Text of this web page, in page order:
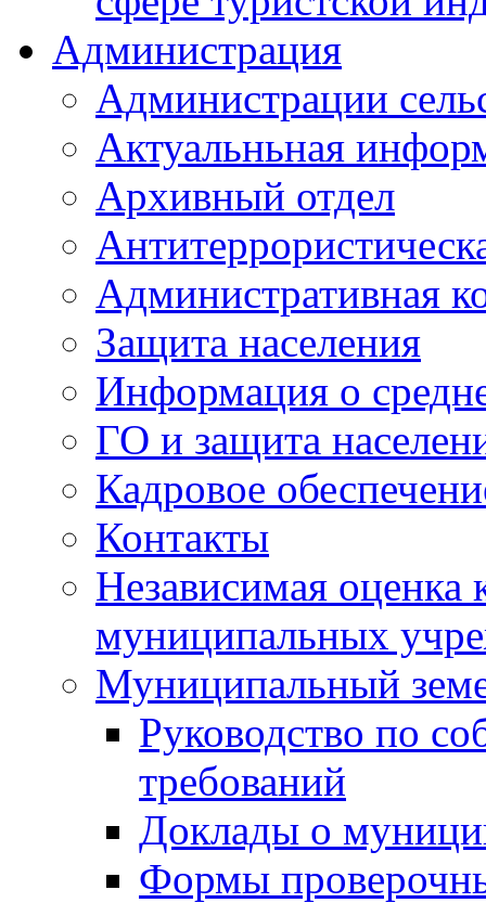
Администрация
Администрации
Актуальньная
Архивный отдел
Административная
Защита населения
Информация о
ГО и защита
Кадровое
Контакты
Независимая оценка
муниципальных
Муниципальный
Руководство по
требований
Доклады о
Формы